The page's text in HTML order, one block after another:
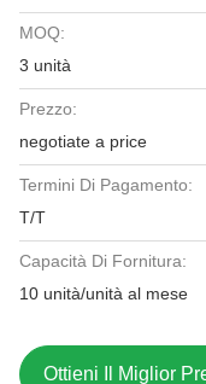
MOQ:
3 unità
Prezzo:
negotiate a price
Termini Di Pagamento:
T/T
Capacità Di Fornitura:
10 unità/unità al mese
Ottieni Il Miglior